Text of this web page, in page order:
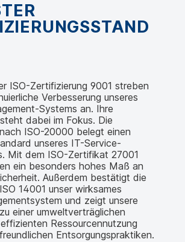
ISO-Zertifizierung 9001 streben
Verbesserung unseres
Systems an. Ihre
dabei im Fokus. Die
ISO-20000 belegt einen
unseres IT-Service-
Mit dem ISO-Zertifikat 27001
ein besonders hohes Maß an
Außerdem bestätigt die
14001 unser wirksames
und zeigt unsere
einer umweltverträglichen
Ressourcennutzung
Entsorgungspraktiken.